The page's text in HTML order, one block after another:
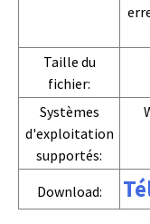
Taille du
fichier:
Systèmes
d'exploitation
supportés:
Download: